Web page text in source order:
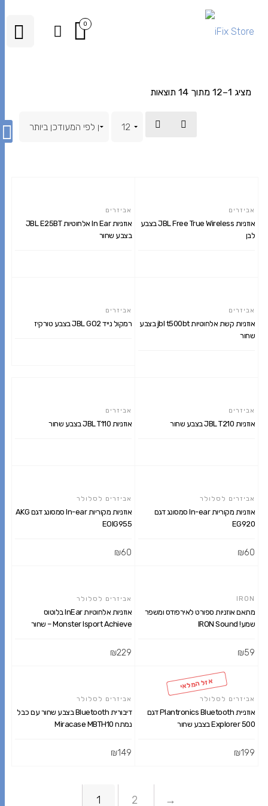
0
מציג 1–12 מתוך 14 תוצאות
אביזרים
אוזניות JBL Free True Wireless בצבע
לבן
אביזרים
אוזניות In Ear אלחוטיות JBL E25BT
בצבע שחור
אביזרים
אוזניות קשת אלחוטיות jbl t500bt בצבע
שחור
אביזרים
רמקול נייד JBL GO2 בצבע טורקיז
אביזרים
אוזניות JBL T210 בצבע שחור
אביזרים
אוזניות JBL T110 בצבע שחור
אביזרים לסלולר
אוזניות מקוריות In-ear סמסונג דגם
EG920
₪60
אביזרים לסלולר
אוזניות מקוריות In-ear סמסונג דגם AKG
EOIG955
₪60
IRON
מתאם אוזניות ספורט לאירפודס ומשפר
שמע! IRON Sound
₪59
הוספה לסל
אביזרים לסלולר
אוזניות אלחוטיות InEar בלוטוס
Monster Isport Achieve – שחור
₪229
אזל המלאי
אביזרים לסלולר
אוזניית Plantronics Bluetooth דגם
Explorer 500 בצבע שחור
₪199
אביזרים לסלולר
דיבורית Bluetooth בצבע שחור עם כבל
נמתח Miracase MBTH10
₪149
1 2 →